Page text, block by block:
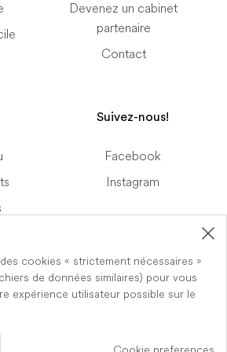
cookies « strictement nécessaires »
de données similaires) pour vous
expérience utilisateur possible sur le
Devenez un cabinet
partenaire
Contact
Suivez-nous!
Facebook
Instagram
Terms of Service